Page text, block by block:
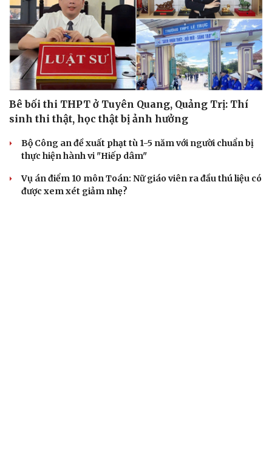
Bê bối thi THPT ở Tuyên Quang, Quảng Trị: Thí
sinh thi thật, học thật bị ảnh hưởng
Bộ Công an đề xuất phạt tù 1-5 năm với người chuẩn bị
thực hiện hành vi "Hiếp dâm"
Vụ án điểm 10 môn Toán: Nữ giáo viên ra đầu thú liệu có
được xem xét giảm nhẹ?